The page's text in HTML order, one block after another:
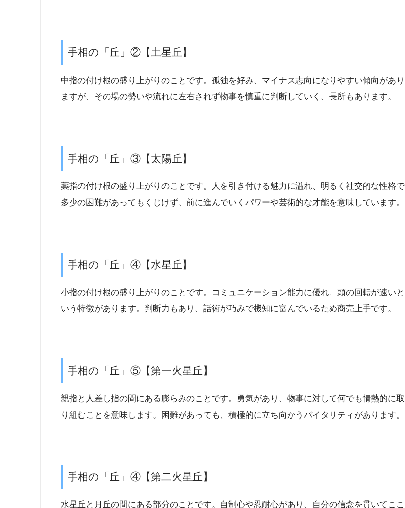
手相の「丘」②【土星丘】
中指の付け根の盛り上がりのことです。孤独を好み、マイナス志向になりやすい傾向があり
ますが、その場の勢いや流れに左右されず物事を慎重に判断していく、長所もあります。
手相の「丘」③【太陽丘】
薬指の付け根の盛り上がりのことです。人を引き付ける魅力に溢れ、明るく社交的な性格で
多少の困難があってもくじけず、前に進んでいくパワーや芸術的な才能を意味しています。
手相の「丘」④【水星丘】
小指の付け根の盛り上がりのことです。コミュニケーション能力に優れ、頭の回転が速いと
いう特徴があります。判断力もあり、話術が巧みで機知に富んでいるため商売上手です。
手相の「丘」⑤【第一火星丘】
親指と人差し指の間にある膨らみのことです。勇気があり、物事に対して何でも情熱的に取
り組むことを意味します。困難があっても、積極的に立ち向かうバイタリティがあります。
手相の「丘」④【第二火星丘】
水星丘と月丘の間にある部分のことです。自制心や忍耐心があり、自分の信念を貫いてここ